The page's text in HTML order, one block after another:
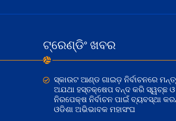
ଟ୍ରେଣ୍ଡିଂ ଖବର
ସ୍କାଉଟ ଆଣ୍ଡ ଗାଇଡ଼ ନିର୍ବାଚନରେ
ଅଯଥା ହସ୍ତକ୍ଷେପ ବନ୍ଦ କରି ସ୍ୱଚ୍ଛ ଓ
ନିରପେକ୍ଷ ନିର୍ବାଚନ ପାଇଁ ବ୍ୟବସ୍ଥା
ଓଡିଶା ଅଭିଭାବକ ମହାସଂଘ